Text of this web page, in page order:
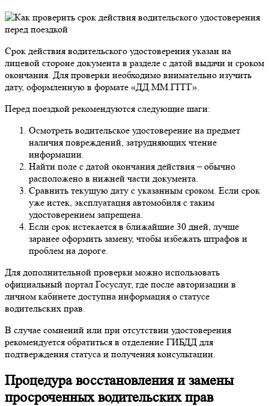
Срок действия водительского удостоверения указан на
лицевой стороне документа в разделе с датой выдачи и сроком
окончания. Для проверки необходимо внимательно изучить
дату, оформленную в формате «ДД.ММ.ГГГГ».
Перед поездкой рекомендуются следующие шаги:
Осмотреть водительское удостоверение на предмет
наличия повреждений, затрудняющих чтение
информации.
Найти поле с датой окончания действия – обычно
расположено в нижней части документа.
Сравнить текущую дату с указанным сроком. Если срок
уже истек, эксплуатация автомобиля с таким
удостоверением запрещена.
Если срок истекается в ближайшие 30 дней, лучше
заранее оформить замену, чтобы избежать штрафов и
проблем на дороге.
Для дополнительной проверки можно использовать
официальный портал Госуслуг, где после авторизации в
личном кабинете доступна информация о статусе
водительских прав.
В случае сомнений или при отсутствии удостоверения
рекомендуется обратиться в отделение ГИБДД для
подтверждения статуса и получения консультации.
Процедура восстановления и замены
просроченных водительских прав